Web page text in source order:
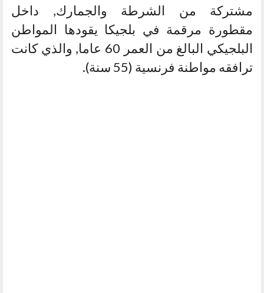
مشتركة من الشرطة والجمارك, داخل
مقطورة مرقمة في بلجيكا يقودها المواطن
البلجيكي البالغ من العمر 60 عاما, والذي كانت
ترافقه مواطنة فرنسية (55 سنة).